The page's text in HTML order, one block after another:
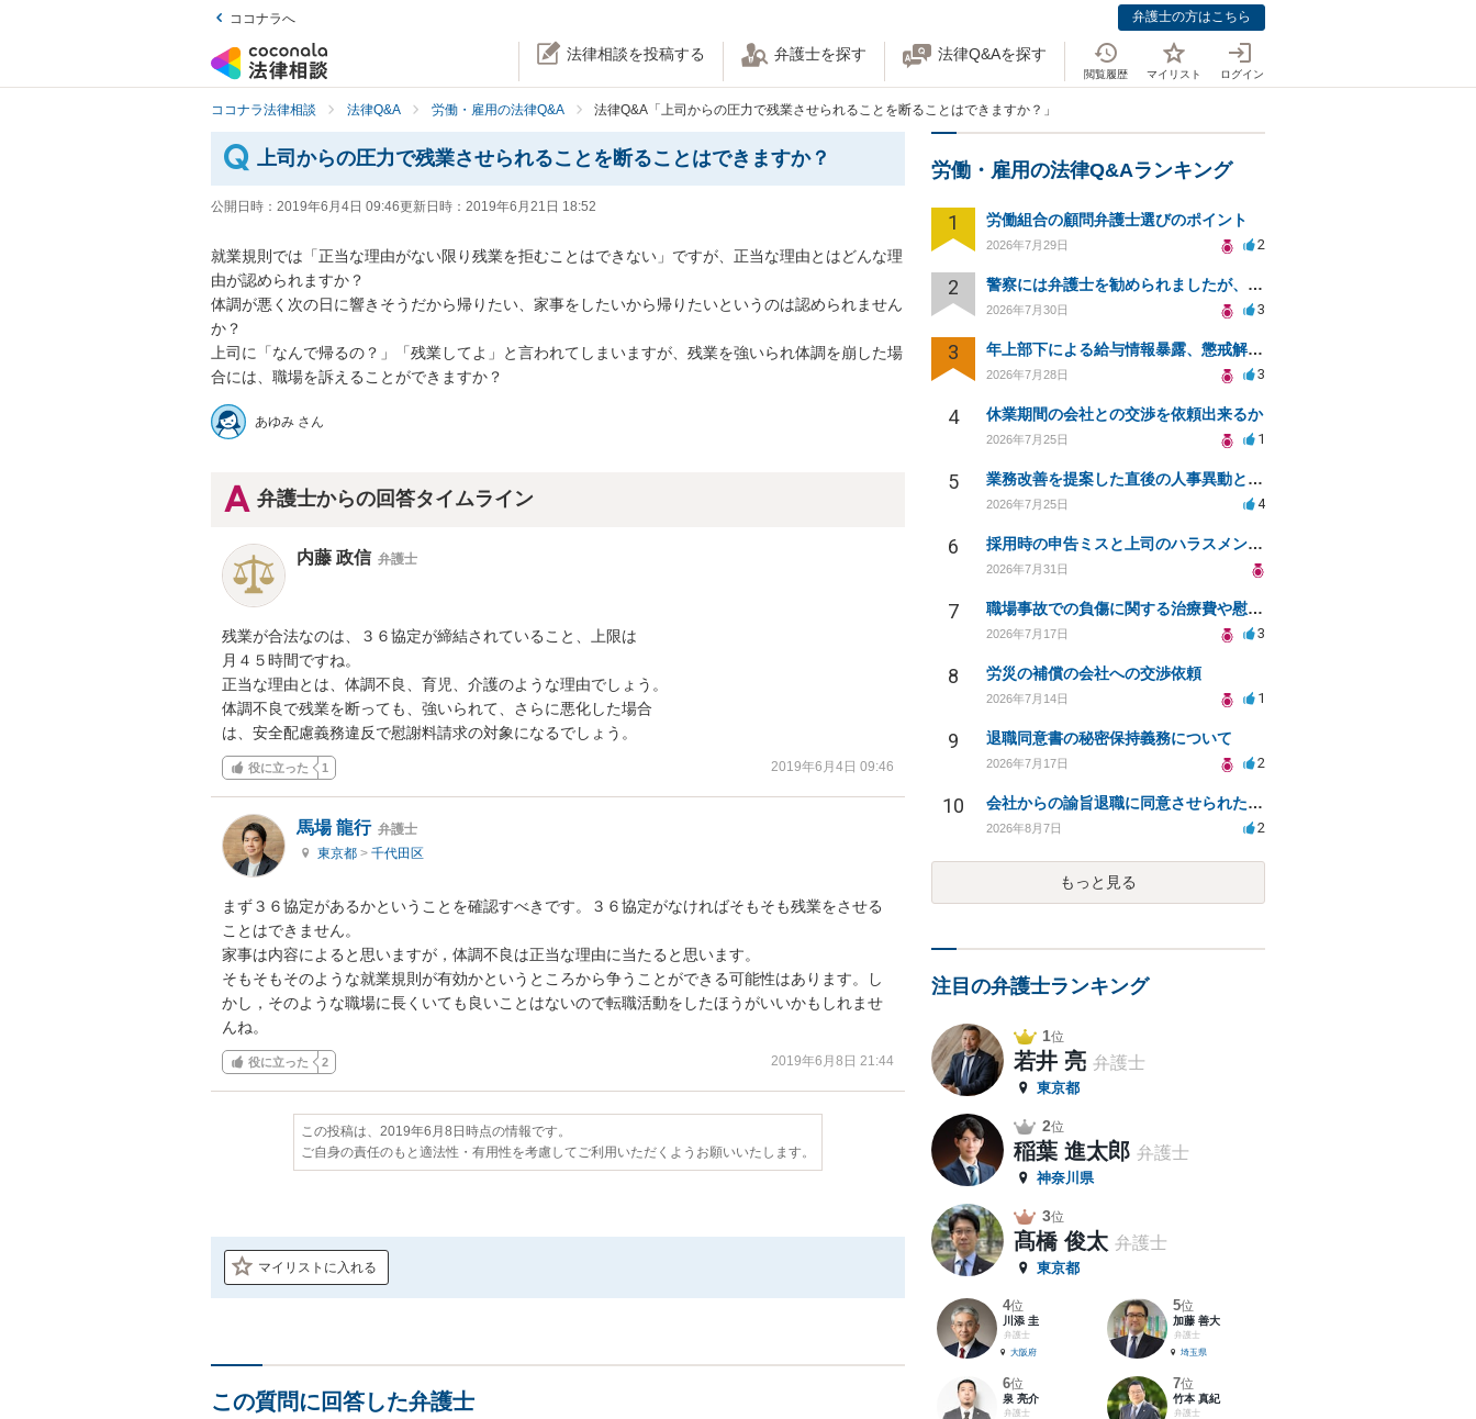
ココナラへ 弁護士の方はこちら
法律相談を投稿する 弁護士を探す 法律Q&Aを探す
閲覧履歴 マイリスト ログイン
ココナラ法律相談 法律Q&A 労働・雇用の法律Q&A 法律Q&A「上司からの圧力で残業させられることを断ることはできますか？」
上司からの圧力で残業させられることを断ることはできますか？
公開日時： 2019年6月4日 09:46更新日時： 2019年6月21日 18:52
就業規則では「正当な理由がない限り残業を拒むことはできない」ですが、正当な理由とはどんな理
由が認められますか？
体調が悪く次の日に響きそうだから帰りたい、家事をしたいから帰りたいというのは認められません
か？
上司に「なんで帰るの？」「残業してよ」と言われてしまいますが、残業を強いられ体調を崩した場
合には、職場を訴えることができますか？
あゆみ さん
弁護士からの回答タイムライン
内藤 政信 弁護士
残業が合法なのは、３６協定が締結されていること、上限は
月４５時間ですね。
正当な理由とは、体調不良、育児、介護のような理由でしょう。
体調不良で残業を断っても、強いられて、さらに悪化した場合
は、安全配慮義務違反で慰謝料請求の対象になるでしょう。
役に立った 1 2019年6月4日 09:46
馬場 龍行 弁護士
東京都 > 千代田区
まず３６協定があるかということを確認すべきです。３６協定がなければそもそも残業をさせる
ことはできません。
家事は内容によると思いますが，体調不良は正当な理由に当たると思います。
そもそもそのような就業規則が有効かというところから争うことができる可能性はあります。し
かし，そのような職場に長くいても良いことはないので転職活動をしたほうがいいかもしれませ
んね。
役に立った 2 2019年6月8日 21:44
この投稿は、2019年6月8日時点の情報です。
ご自身の責任のもと適法性・有用性を考慮してご利用いただくようお願いいたします。
マイリストに入れる
この質問に回答した弁護士
労働・雇用の法律Q&Aランキング
1 労働組合の顧問弁護士選びのポイント
2026年7月29日 2
2 警察には弁護士を勧められましたが、費用対効果で依頼をすることを躊躇しています。
2026年7月30日 3
3 年上部下による給与情報暴露、懲戒解雇は可能ですか？
2026年7月28日 3
4 休業期間の会社との交渉を依頼出来るか
2026年7月25日 1
5 業務改善を提案した直後の人事異動と適応障害について、法的に問題があるか相談したいです。
2026年7月25日 4
6 採用時の申告ミスと上司のハラスメント、事前対応は？
2026年7月31日
7 職場事故での負傷に関する治療費や慰謝料の相談について
2026年7月17日 3
8 労災の補償の会社への交渉依頼
2026年7月14日 1
9 退職同意書の秘密保持義務について
2026年7月17日 2
10 会社からの諭旨退職に同意させられたのが正当か不当な処分かどうか教えてほしい
2026年8月7日 2
もっと見る
注目の弁護士ランキング
1位
若井 亮 弁護士
東京都
2位
稲葉 進太郎 弁護士
神奈川県
3位
髙橋 俊太 弁護士
東京都
4位
川添 圭
弁護士
大阪府
5位
加藤 善大
弁護士
埼玉県
6位
泉 亮介
弁護士
7位
竹本 真紀
弁護士